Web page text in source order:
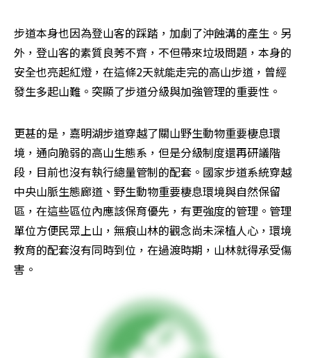
步道本身也因為登山客的踩踏，加劇了沖蝕溝的產生。另
外，登山客的素質良莠不齊，不但帶來垃圾問題，本身的
安全也亮起紅燈，在這條2天就能走完的高山步道，曾經
發生多起山難。突顯了步道分級與加強管理的重要性。
更甚的是，嘉明湖步道穿越了關山野生動物重要棲息環
境，通向脆弱的高山生態系，但是分級制度還再研議階
段，目前也沒有執行總量管制的配套。國家步道系統穿越
中央山脈生態廊道、野生動物重要棲息環境與自然保留
區，在這些區位內應該保育優先，有更強度的管理。管理
單位方便民眾上山，無痕山林的觀念尚未深植人心，環境
教育的配套沒有同時到位，在過渡時期，山林就得承受傷
害。